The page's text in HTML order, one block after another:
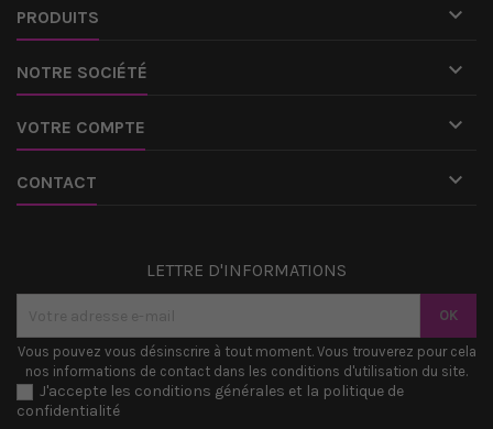
PRODUITS 
NOTRE SOCIÉTÉ 
VOTRE COMPTE 
CONTACT 
LETTRE D'INFORMATIONS
Vous pouvez vous désinscrire à tout moment. Vous trouverez pour cela
nos informations de contact dans les conditions d'utilisation du site.
J'accepte les conditions générales et la politique de
confidentialité